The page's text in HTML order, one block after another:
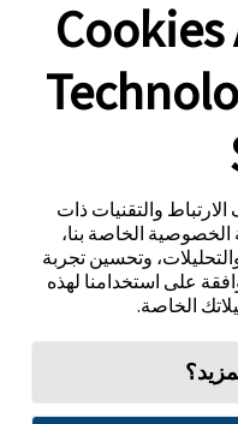
Cookies
والتقنيات ذات
الخاصة بنا،
وتحسين تجربة
على استخدامنا لهذه
الخاصة.